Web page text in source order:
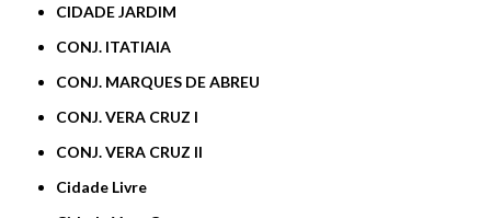
CIDADE JARDIM
CONJ. ITATIAIA
CONJ. MARQUES DE ABREU
CONJ. VERA CRUZ I
CONJ. VERA CRUZ II
Cidade Livre